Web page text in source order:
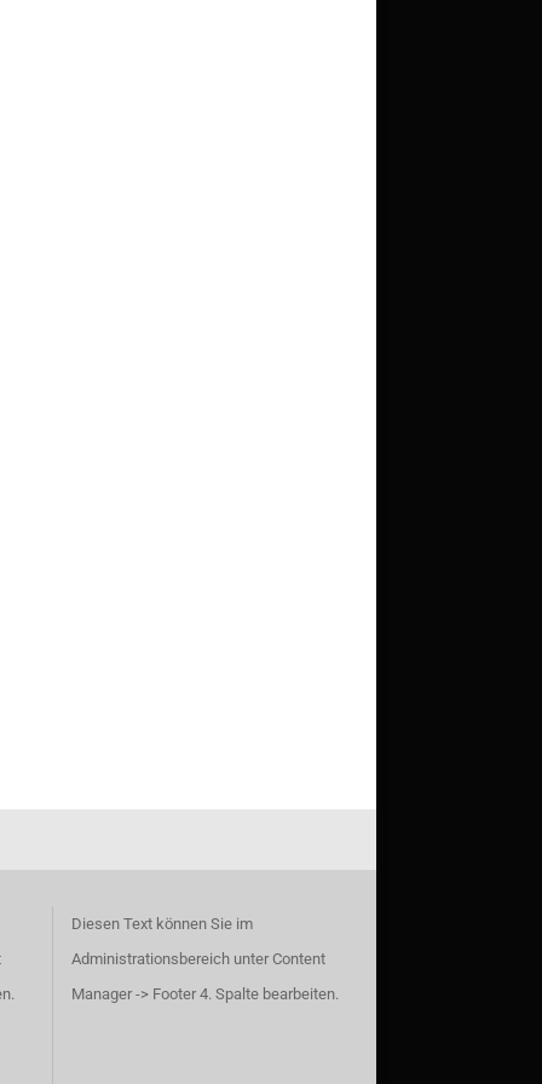
Diesen Text können Sie im
Administrationsbereich unter Content
Manager -> Footer 4. Spalte bearbeiten.